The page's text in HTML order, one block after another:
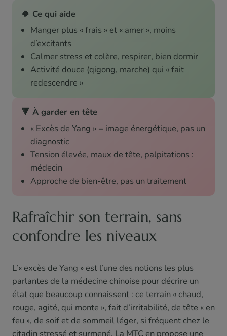
🍀 Ce qui aide
Manger plus « frais » et « amer », moins
d’excitants
Calmer stress et colère, respirer, bien dormir
Activité douce (qigong, marche) qui « fait
redescendre »
🔻 À garder en tête
« Excès de Yang » = image énergétique, pas un
diagnostic
Tension élevée, maux de tête, palpitations :
médecin
Approche de bien-être, pas un traitement
Rafraîchir son terrain, sans
confondre les niveaux
L’« excès de Yang » est l’une des notions les plus
parlantes de la médecine chinoise pour décrire un
état que beaucoup connaissent : ce terrain « chaud,
rouge, agité, qui monte », fait d’irritabilité, de tête « en
feu », de soif et de sommeil léger, si fréquent chez le